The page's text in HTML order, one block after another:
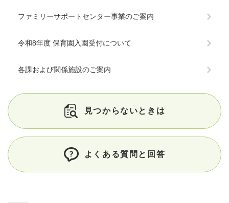
ファミリーサポートセンター事業のご案内
令和8年度 保育園入園受付について
各課および関係施設のご案内
見つからないときは
よくある質問と回答